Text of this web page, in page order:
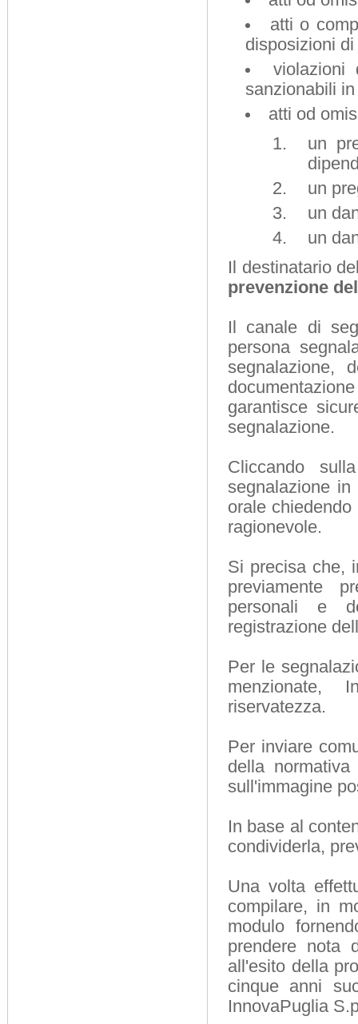
atti o
disposizioni
violazioni
sanzionabili
atti od
un
un
un
un
Il destinatario
prevenzione
Il canale di
persona
segnalazione,
garantisce
segnalazione.
Cliccando
segnalazione
orale
ragionevole.
Si precisa che,
previamente
personali e
registrazione
Per le
menzionate,
riservatezza.
Per inviare
della
sull'immagine
In base al
condividerla,
Una volta
compilare, in
modulo
prendere nota
all'esito della
cinque anni
InnovaPuglia